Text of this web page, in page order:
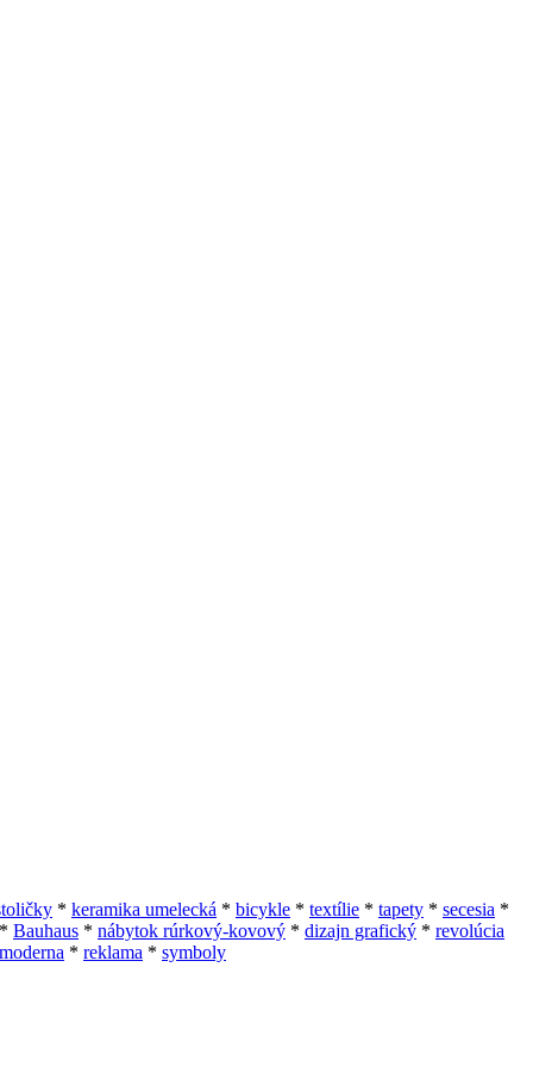
* keramika umelecká * bicykle * textílie * tapety * secesia *
* Bauhaus * nábytok rúrkový-kovový * dizajn grafický * revolúcia
* reklama * symboly